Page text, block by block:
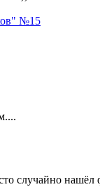
№15
случайно нашёл